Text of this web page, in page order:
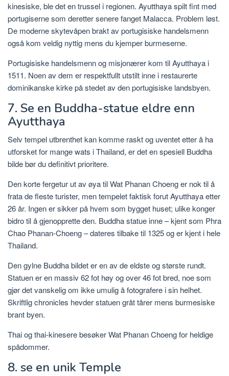
kinesiske, ble det en trussel i regionen. Ayutthaya spilt fint med
portugiserne som deretter senere fanget Malacca. Problem løst.
De moderne skytevåpen brakt av portugisiske handelsmenn
også kom veldig nyttig mens du kjemper burmeserne.
Portugisiske handelsmenn og misjonærer kom til Ayutthaya i
1511. Noen av dem er respektfullt utstilt inne i restaurerte
dominikanske kirke på stedet av den portugisiske landsbyen.
7. Se en Buddha-statue eldre enn
Ayutthaya
Selv tempel utbrenthet kan komme raskt og uventet etter å ha
utforsket for mange wats i Thailand, er det en spesiell Buddha
bilde bør du definitivt prioritere.
Den korte fergetur ut av øya til Wat Phanan Choeng er nok til å
frata de fleste turister, men tempelet faktisk forut Ayutthaya etter
26 år. Ingen er sikker på hvem som bygget huset; ulike konger
bidro til å gjenopprette den. Buddha statue inne – kjent som Phra
Chao Phanan-Choeng – dateres tilbake til 1325 og er kjent i hele
Thailand.
Den gylne Buddha bildet er en av de eldste og største rundt.
Statuen er en massiv 62 fot høy og over 46 fot bred, noe som
gjør det vanskelig om ikke umulig å fotografere i sin helhet.
Skriftlig chronicles hevder statuen gråt tårer mens burmesiske
brant byen.
Thai og thai-kinesere besøker Wat Phanan Choeng for heldige
spådommer.
8. se en unik Temple